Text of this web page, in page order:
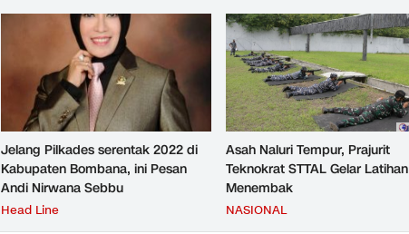
Jelang Pilkades serentak 2022 di
Kabupaten Bombana, ini Pesan
Andi Nirwana Sebbu
Head Line
Asah Naluri Tempur, Prajurit
Teknokrat STTAL Gelar Latihan
Menembak
NASIONAL